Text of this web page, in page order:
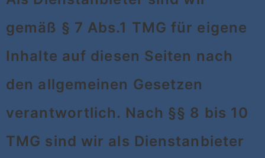
gemäß § 7 Abs.1 TMG für eigene
Inhalte auf diesen Seiten nach
den allgemeinen Gesetzen
verantwortlich. Nach §§ 8 bis 10
TMG sind wir als Dienstanbieter